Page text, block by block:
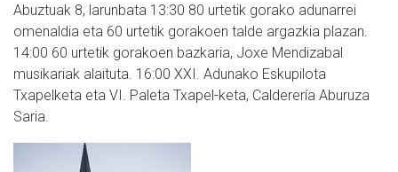
Abuztuak 8, larunbata 13:30 80 urtetik gorako adunarrei
omenaldia eta 60 urtetik gorakoen talde argazkia plazan.
14:00 60 urtetik gorakoen bazkaria, Joxe Mendizabal
musikariak alaituta. 16:00 XXI. Adunako Eskupilota
Txapelketa eta VI. Paleta Txapel-keta, Calderería Aburuza
Saria.